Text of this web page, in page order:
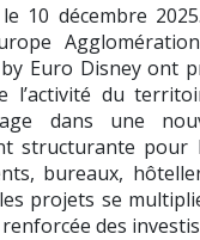
10 décembre
Euro Disney ont
l’activité du
dans une
structurante pour
bureaux,
projets se
des